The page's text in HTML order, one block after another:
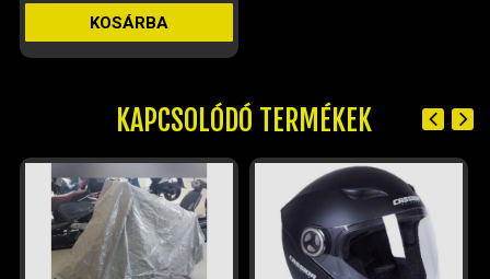
KOSÁRBA
KAPCSOLÓDÓ TERMÉKEK